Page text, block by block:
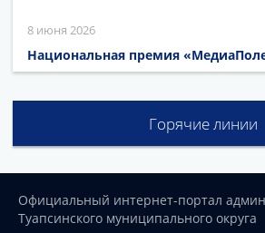
8 июня 2026
Национальная премия
Горячие линии
Официальный интернет-портал
Туапсинского муниципального округа